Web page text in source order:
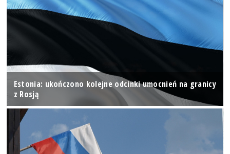
Estonia: ukończono kolejne odcinki umocnień na granicy
z Rosją